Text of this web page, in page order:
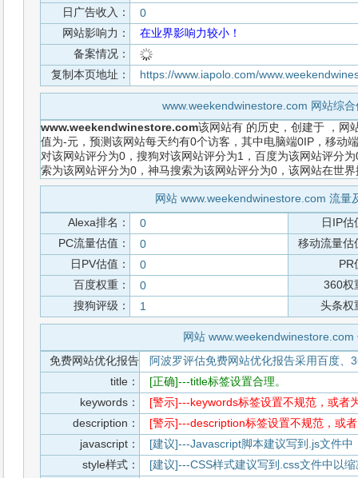
日广告收入：
0
网站影响力：
在业界影响力较小！
备案情况：
复制本页地址：
https://www.iapolo.com/
www.weekendwinestore.com 网站综
www.weekendwinestore.com该网站有 的历史，创建于
，网
值为-元，预测该网站每天约有0个访客，其中电脑端0IP，移动
对该网站评分为0，搜狗对该网站评分为1，百度为该网站评分
索为该网站评分为0，神马搜索为该网站评分为0，该网站在世
网站 www.weekendwinestore.com 流量
Alexa排名：
0
日IP估
PC流量估值：
0
移动流量估
日PV估值：
0
PR
百度权重：
0
360权
搜狗评级：
1 头条权
网站 www.weekendwinestore.com
免费网站优化报告
阿波罗评估免费网站优化报告采用百度、
title：
[正确]---title标签设置合理。
keywords：
[警示]---keywords标签设置不规范，或者
description：
[警示]---description标签设置不规范，或
javascript：
[建议]---Javascript脚本建议写到.js文件中
style样式：
[建议]---CSS样式建议写到.css文件中以